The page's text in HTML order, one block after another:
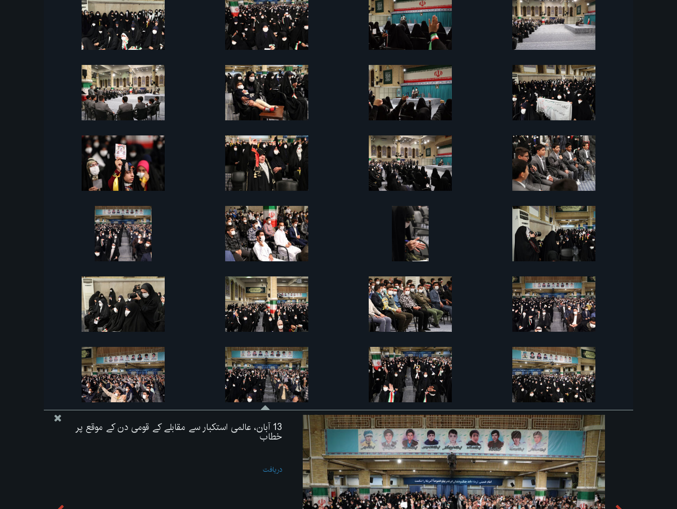
13 آبان، عالمی استکبار سے مقابلے کے قومی دن کے موقع پر
خطاب
دریافت